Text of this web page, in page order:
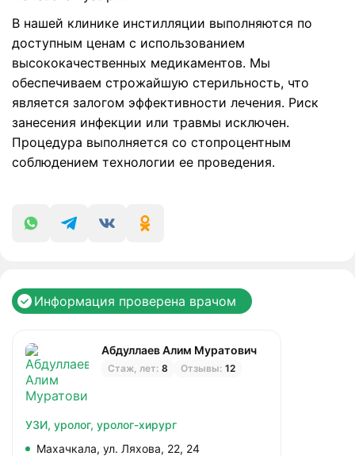
В нашей клинике инстилляции выполняются по
доступным ценам с использованием
высококачественных медикаментов. Мы
обеспечиваем строжайшую стерильность, что
является залогом эффективности лечения. Риск
занесения инфекции или травмы исключен.
Процедура выполняется со стопроцентным
соблюдением технологии ее проведения.
Информация проверена врачом
Абдуллаев Алим Муратович
Стаж, лет: 8 Отзывы: 12
УЗИ, уролог, уролог-хирург
Махачкала, ул. Ляхова, 22, 24